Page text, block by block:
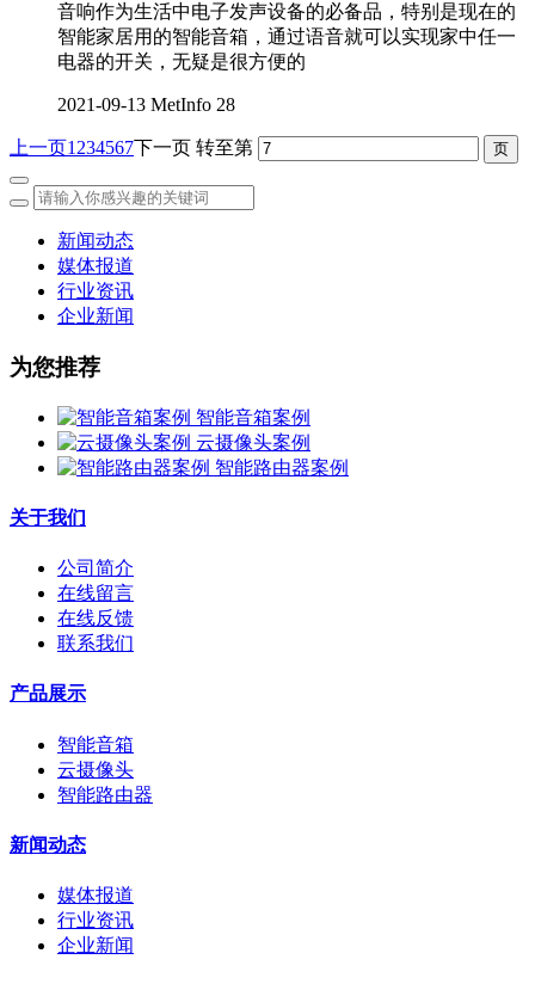
音响作为生活中电子发声设备的必备品，特别是现在的
智能家居用的智能音箱，通过语音就可以实现家中任一
电器的开关，无疑是很方便的
2021-09-13 MetInfo 28
上一页1 234567下一页 转至第
新闻动态
媒体报道
行业资讯
企业新闻
为您推荐
智能音箱案例
云摄像头案例
智能路由器案例
关于我们
公司简介
在线留言
在线反馈
联系我们
产品展示
智能音箱
云摄像头
智能路由器
新闻动态
媒体报道
行业资讯
企业新闻